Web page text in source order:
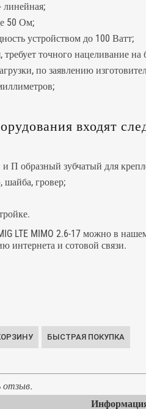
линейная;
50 Ом;
устройством до 100 Ватт;
точного нацеливание
по заявлению
входят
и П образный зубчатый для
гровер;
LTE MIMO 2.6-17 можно в
интернета и сотовой связи.
отзыв.